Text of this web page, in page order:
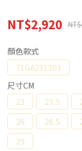
NT$2,920
顏色款式
71GA231303
尺寸CM
23
23.5
26
26.5
29